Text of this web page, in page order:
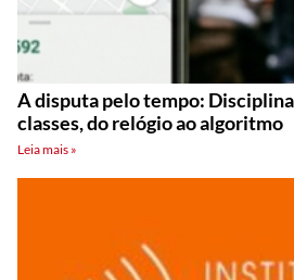
A disputa pelo tempo:
classes, do relógio ao algoritmo
Leia mais »